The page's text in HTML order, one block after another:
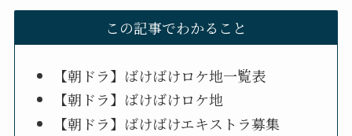
この記事でわかること
【朝ドラ】ばけばけロケ地一覧表
【朝ドラ】ばけばけロケ地
【朝ドラ】ばけばけエキストラ募集